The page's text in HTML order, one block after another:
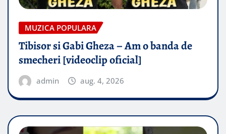
MUZICA POPULARA
Tibisor si Gabi Gheza – Am o banda de
smecheri [videoclip oficial]
admin aug. 4, 2026